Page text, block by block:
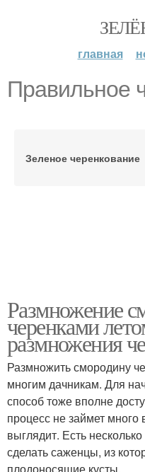
главная
Правильное
Зеленое черенкование
Размножение
черенками
размножения
Размножить смородину
многим дачникам. Для
способ тоже вполне
процесс не займет
выглядит. Есть
сделать саженцы, из